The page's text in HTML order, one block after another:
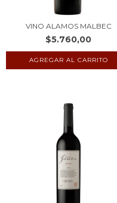
VINO ALAMOS MALBEC
$5.760,00